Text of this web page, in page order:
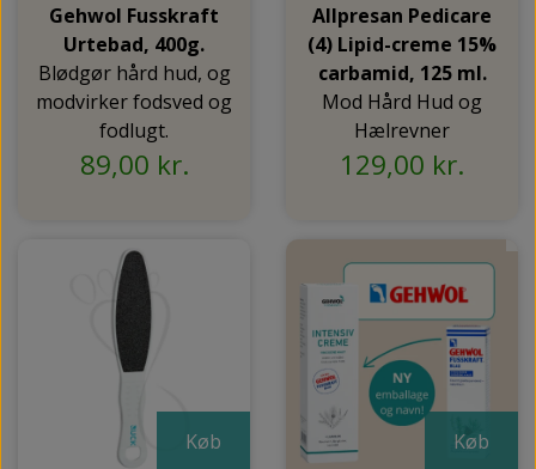
Gehwol Fusskraft
Urtebad, 400g.
Blødgør hård hud, og
modvirker fodsved og
fodlugt.
89,00 kr.
Allpresan Pedicare
(4) Lipid-creme 15%
carbamid, 125 ml.
Mod Hård Hud og
Hælrevner
129,00 kr.
Køb Køb